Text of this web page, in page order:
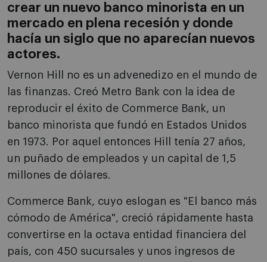
crear un nuevo banco minorista en un
mercado en plena recesión y donde
hacía un siglo que no aparecían nuevos
actores.
Vernon Hill no es un advenedizo en el mundo de
las finanzas. Creó Metro Bank con la idea de
reproducir el éxito de Commerce Bank, un
banco minorista que fundó en Estados Unidos
en 1973. Por aquel entonces Hill tenía 27 años,
un puñado de empleados y un capital de 1,5
millones de dólares.
Commerce Bank, cuyo eslogan es "El banco más
cómodo de América", creció rápidamente hasta
convertirse en la octava entidad financiera del
país, con 450 sucursales y unos ingresos de